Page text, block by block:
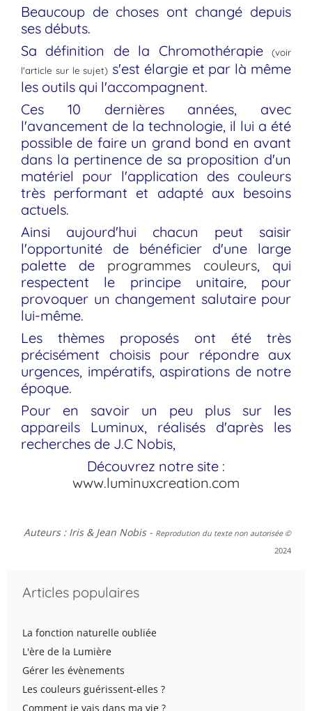
Beaucoup de choses ont changé depuis
ses débuts.
Sa définition de la Chromothérapie
(voir
l'article sur le sujet) s'est élargie et par là même
les outils qui l'accompagnent.
Ces 10 dernières années, avec
l'avancement de la technologie, il lui a été
possible de faire un grand bond en avant
dans la pertinence de sa proposition d'un
matériel pour l'application des couleurs
très performant et adapté aux besoins
actuels.
Ainsi aujourd'hui chacun peut saisir
l'opportunité de bénéficier d'une large
palette de programmes couleurs, qui
respectent le principe unitaire, pour
provoquer un changement salutaire pour
lui-même.
Les thèmes proposés ont été très
précisément choisis pour répondre aux
urgences, impératifs, aspirations de notre
époque.
Pour en savoir un peu plus sur les
appareils Luminux, réalisés d'après les
recherches de J.C Nobis,
Découvrez notre site :
www.luminuxcreation.com
Auteurs : Iris & Jean Nobis - Reprodution du texte non autorisée ©
2024
Articles populaires
La fonction naturelle oubliée
L'ère de la Lumière
Gérer les évènements
Les couleurs guérissent-elles ?
Comment je vais dans ma vie ?